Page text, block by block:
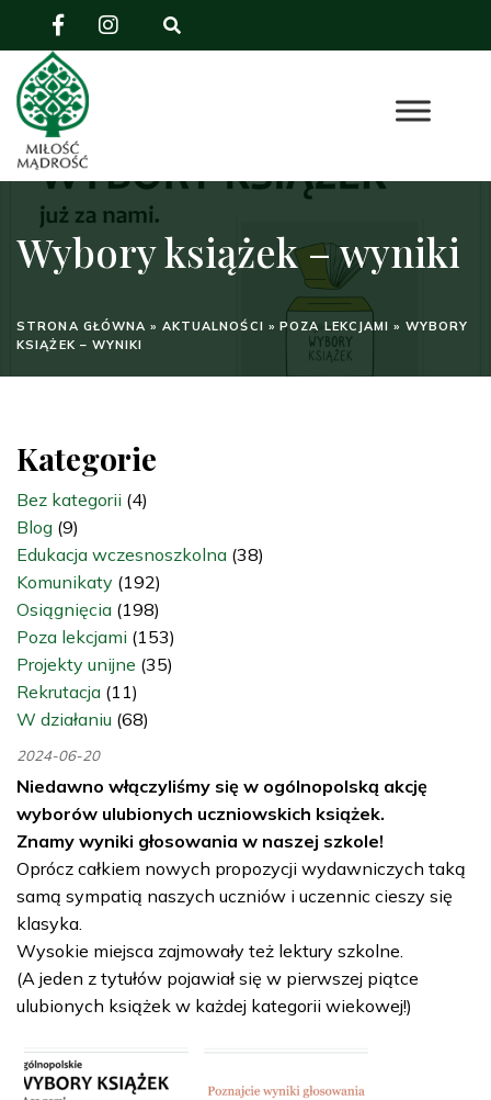
Wybory książek – wyniki
STRONA GŁÓWNA » AKTUALNOŚCI »POZA LEKCJAMI » WYBORY
KSIĄŻEK – WYNIKI
Kategorie
Bez kategorii (4)
Blog (9)
Edukacja wczesnoszkolna (38)
Komunikaty (192)
Osiągnięcia (198)
Poza lekcjami (153)
Projekty unijne (35)
Rekrutacja (11)
W działaniu (68)
2024-06-20
Niedawno włączyliśmy się w ogólnopolską akcję
wyborów ulubionych uczniowskich książek.
Znamy wyniki głosowania w naszej szkole!
Oprócz całkiem nowych propozycji wydawniczych taką
samą sympatią naszych uczniów i uczennic cieszy się
klasyka.
Wysokie miejsca zajmowały też lektury szkolne.
(A jeden z tytułów pojawiał się w pierwszej piątce
ulubionych książek w każdej kategorii wiekowej!)